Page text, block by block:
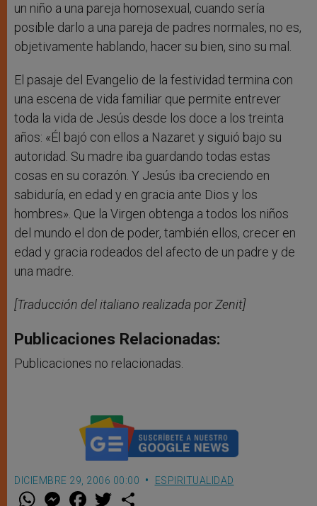
un niño a una pareja homosexual, cuando sería
posible darlo a una pareja de padres normales, no es,
objetivamente hablando, hacer su bien, sino su mal.
El pasaje del Evangelio de la festividad termina con
una escena de vida familiar que permite entrever
toda la vida de Jesús desde los doce a los treinta
años: «Él bajó con ellos a Nazaret y siguió bajo su
autoridad. Su madre iba guardando todas estas
cosas en su corazón. Y Jesús iba creciendo en
sabiduría, en edad y en gracia ante Dios y los
hombres». Que la Virgen obtenga a todos los niños
del mundo el don de poder, también ellos, crecer en
edad y gracia rodeados del afecto de un padre y de
una madre.
[Traducción del italiano realizada por Zenit]
Publicaciones Relacionadas:
Publicaciones no relacionadas.
DICIEMBRE 29, 2006 00:00 ESPIRITUALIDAD
W M F